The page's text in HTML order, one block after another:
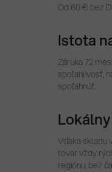
Od 60 € bez
Istota
Záruka 72
spoľahlivosť,
spoľahnúť.
Vďaka skladu
tovar vždy
regiónu, bez